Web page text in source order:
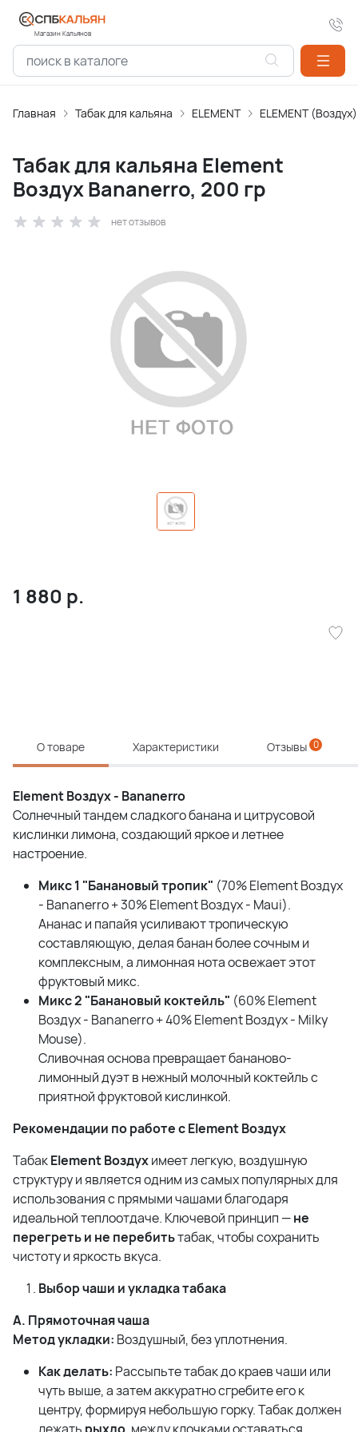
Магазин Кальянов
Главная Табак для кальяна ELEMENT ELEMENT
Табак для кальяна Element
Воздух Bananerro, 200 гр
нет отзывов
1 880 р.
О товаре Характеристики Отзывы 0
Element Воздух - Bananerro
Солнечный тандем сладкого банана и цитрусовой
кислинки лимона, создающий яркое и летнее
настроение.
Микс 1 "Банановый тропик" (70% Element Воздух
- Bananerro + 30% Element Воздух - Maui).
Ананас и папайя усиливают тропическую
составляющую, делая банан более сочным и
комплексным, а лимонная нота освежает этот
фруктовый микс.
Микс 2 "Банановый коктейль" (60% Element
Воздух - Bananerro + 40% Element Воздух - Milky
Mouse).
Сливочная основа превращает бананово-
лимонный дуэт в нежный молочный коктейль с
приятной фруктовой кислинкой.
Рекомендации по работе с Element Воздух
ТабакElement Воздухимеет легкую, воздушную
структуру и является одним из самых популярных для
использования с прямыми чашами благодаря
идеальной теплоотдаче. Ключевой принцип —не
перегреть и не перебитьтабак, чтобы сохранить
чистоту и яркость вкуса.
Выбор чаши и укладка табака
А. Прямоточная чаша
Метод укладки: Воздушный, без уплотнения.
Как делать: Рассыпьте табак до краев чаши или
чуть выше, а затем аккуратно сгребите его к
центру, формируя небольшую горку. Табак должен